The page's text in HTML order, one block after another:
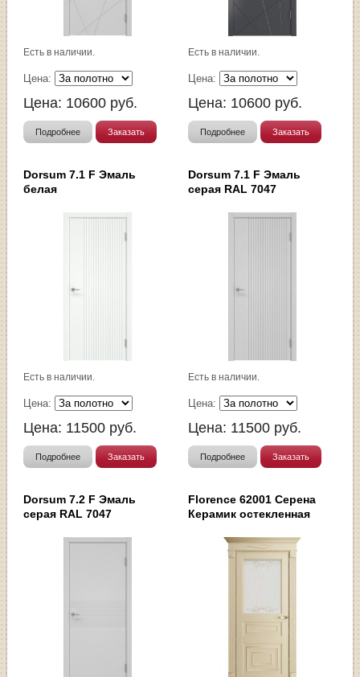
Есть в наличии.
Цена:
Цена: 10600 руб.
Подробнее Заказать
Есть в наличии.
Цена:
Цена: 10600 руб.
Подробнее Заказать
Dorsum 7.1 F Эмаль
белая
Есть в наличии.
Цена:
Цена: 11500 руб.
Подробнее Заказать
Dorsum 7.1 F Эмаль
серая RAL 7047
Есть в наличии.
Цена:
Цена: 11500 руб.
Подробнее Заказать
Dorsum 7.2 F Эмаль
серая RAL 7047
Florence 62001 Серена
Керамик остекленная